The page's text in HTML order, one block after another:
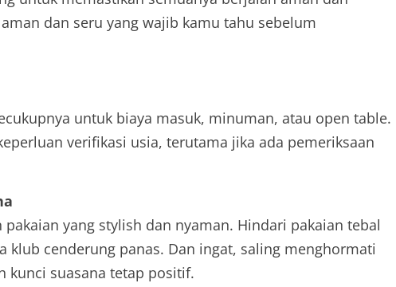
dan seru yang wajib kamu tahu sebelum
untuk biaya masuk, minuman, atau open table.
verifikasi usia, terutama jika ada pemeriksaan
yang stylish dan nyaman. Hindari pakaian tebal
klub cenderung panas. Dan ingat, saling menghormati
kunci suasana tetap positif.